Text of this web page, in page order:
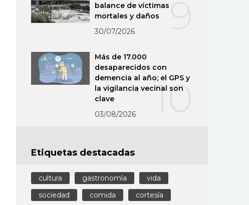
balance de víctimas
mortales y daños
30/07/2026
10
Más de 17.000
desaparecidos con
demencia al año; el GPS y
la vigilancia vecinal son
clave
03/08/2026
Etiquetas destacadas
cultura gastronomía
vida
sociedad
comida
cortesía